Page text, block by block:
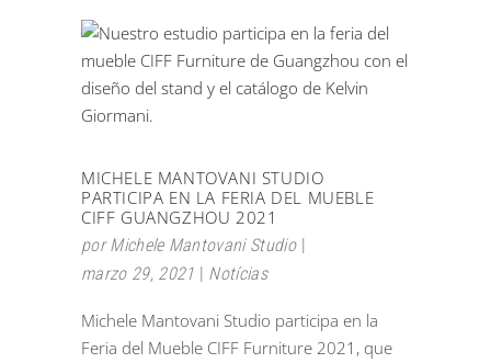
MICHELE MANTOVANI STUDIO
PARTICIPA EN LA FERIA DEL MUEBLE
CIFF GUANGZHOU 2021
porMichele Mantovani Studio
marzo 29, 2021
Notícias
Michele Mantovani Studio participa en la
Feria del Mueble CIFF Furniture 2021, que